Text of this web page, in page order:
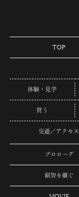
TOP
体験・見学
買う
交通／アクセス
プロローグ
叡智を継ぐ